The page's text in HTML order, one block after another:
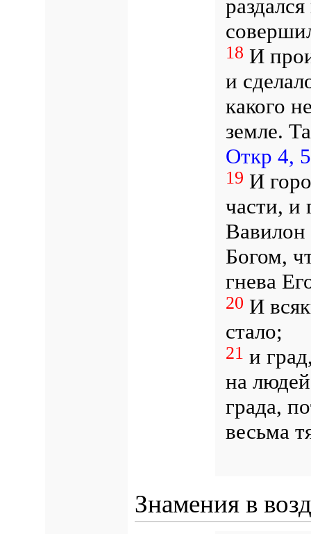
18 И
и
какого
земле.
Откр 4, 5
19 И
части, и
Вавилон
Богом,
гнева
20 И
стало;
21 и
на
града,
весьма
Знамения в